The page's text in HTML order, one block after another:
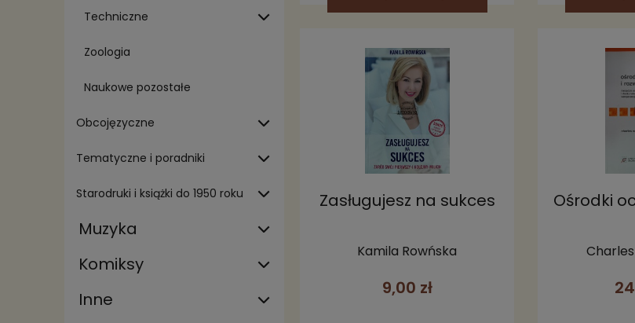
Techniczne
Zoologia
Naukowe pozostałe
Obcojęzyczne
Tematyczne i poradniki
Starodruki i książki do 1950 roku
Muzyka
Komiksy
Inne
Zasługujesz na sukces
Kamila Rowńska
9,00 zł
Ośrodki